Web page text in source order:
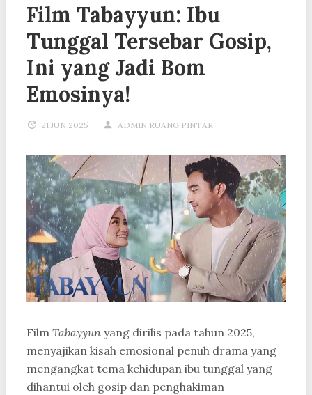
Film Tabayyun: Ibu
Tunggal Tersebar Gosip,
Ini yang Jadi Bom
Emosinya!
21 JUN 2025 ADMIN RUANG PINTAR
Film Tabayyun yang dirilis pada tahun 2025,
menyajikan kisah emosional penuh drama yang
mengangkat tema kehidupan ibu tunggal yang
dihantui oleh gosip dan penghakiman